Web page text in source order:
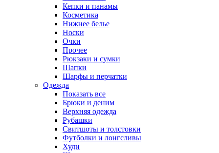
Кепки и панамы
Косметика
Нижнее белье
Носки
Очки
Прочее
Рюкзаки и сумки
Шапки
Шарфы и перчатки
Одежда
Показать все
Брюки и деним
Верхняя одежда
Рубашки
Свитшоты и толстовки
Футболки и лонгсливы
Худи